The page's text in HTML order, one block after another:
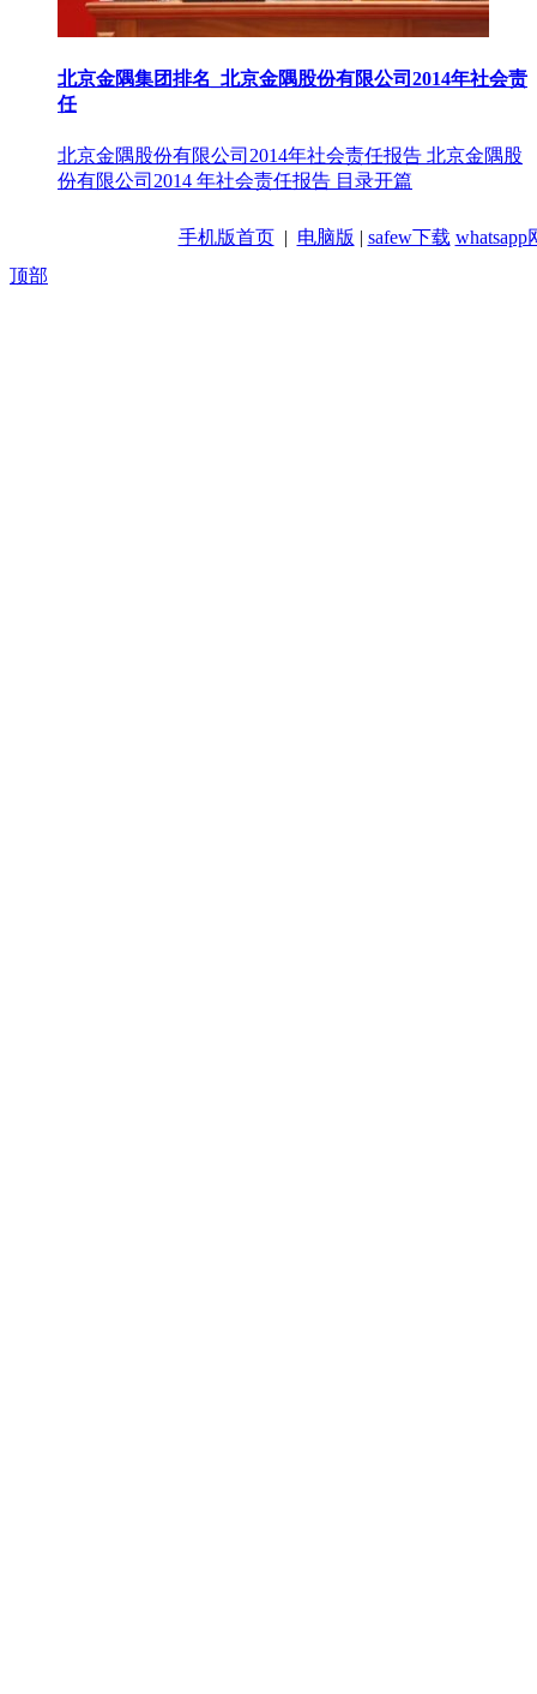
北京金隅集团排名_北京金隅股份有限公司2014年社会责
任
北京金隅股份有限公司2014年社会责任报告 北京金隅股
份有限公司2014 年社会责任报告 目录开篇
手机版首页| 电脑版 | safew下载 whatsapp
顶部